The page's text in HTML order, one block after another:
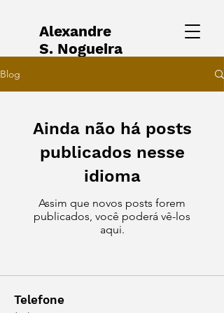
Alexandre
S. Nogueira
Blog
Ainda não há posts
publicados nesse
idioma
Assim que novos posts forem
publicados, você poderá vê-los
aqui.
Telefone